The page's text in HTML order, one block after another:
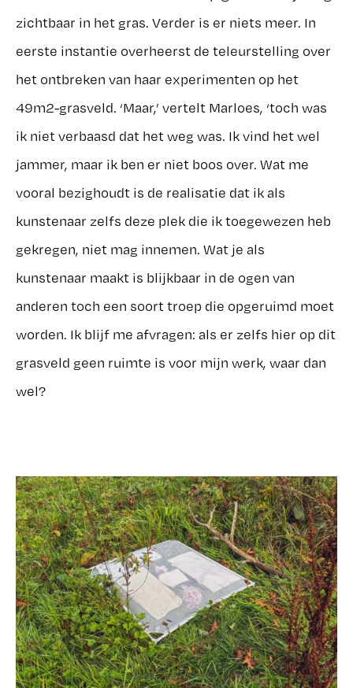
zichtbaar in het gras. Verder is er niets meer. In
eerste instantie overheerst de teleurstelling over
het ontbreken van haar experimenten op het
49m2-grasveld. ‘Maar,’ vertelt Marloes, ‘toch was
ik niet verbaasd dat het weg was. Ik vind het wel
jammer, maar ik ben er niet boos over. Wat me
vooral bezighoudt is de realisatie dat ik als
kunstenaar zelfs deze plek die ik toegewezen heb
gekregen, niet mag innemen. Wat je als
kunstenaar maakt is blijkbaar in de ogen van
anderen toch een soort troep die opgeruimd moet
worden. Ik blijf me afvragen: als er zelfs hier op dit
grasveld geen ruimte is voor mijn werk, waar dan
wel?